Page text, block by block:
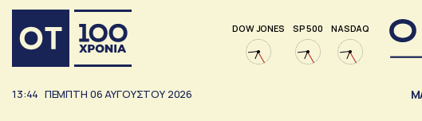
DOW JONES SP 500 NASDAQ
13:44 ΠΕΜΠΤΗ 06ΑΥΓΟΥΣΤΟΥ 2026